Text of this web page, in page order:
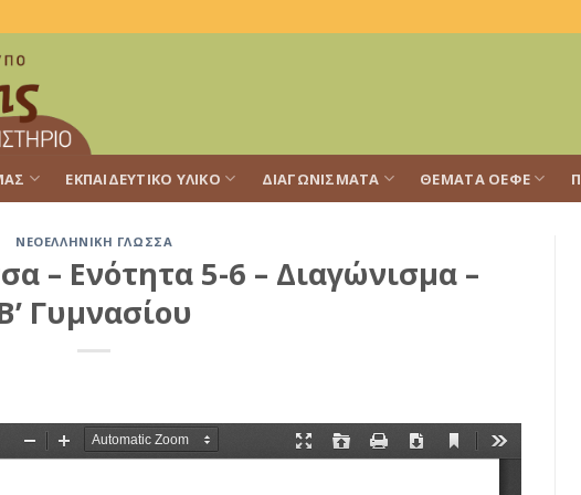
ΕΚΠΑΙΔΕΥΤΙΚΌ ΥΛΙΚΌ ΔΙΑΓΩΝΊΣΜΑΤΑ ΘΈΜΑΤΑ ΟΕΦΕ
ΝΕΟΕΛΛΗΝΙΚΉ ΓΛΏΣΣΑ
– Ενότητα 5-6 – Διαγώνισμα –
Γυμνασίου